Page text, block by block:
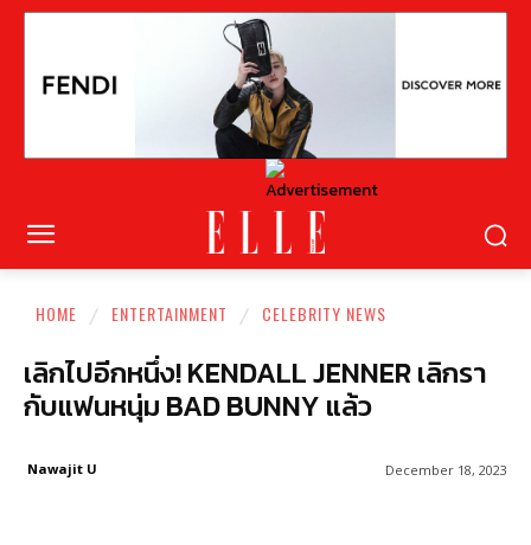
HOME ENTERTAINMENT CELEBRITY NEWS
เลิกไปอีกหนึ่ง! KENDALL JENNER เลิกรา
กับแฟนหนุ่ม BAD BUNNY แล้ว
December 18, 2023
Nawajit U